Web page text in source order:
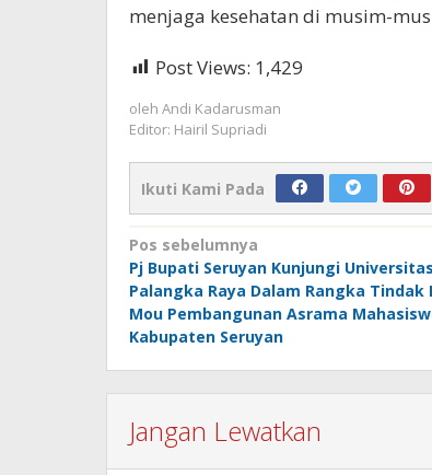
menjaga kesehatan di musim-
Post Views: 1,429
oleh Andi Kadarusman
Editor: Hairil Supriadi
Ikuti Kami Pada
Navigasi
pos
Pos sebelumnya
Pj Bupati Seruyan Kunjungi Universitas
Palangka Raya Dalam Rangka Tindak
Mou Pembangunan Asrama
Kabupaten Seruyan
Jangan Lewatkan